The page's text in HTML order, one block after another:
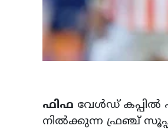
ഫിഫ വേൾഡ് കപ്പിൽ
നിൽക്കുന്ന ഫ്രഞ്ച്